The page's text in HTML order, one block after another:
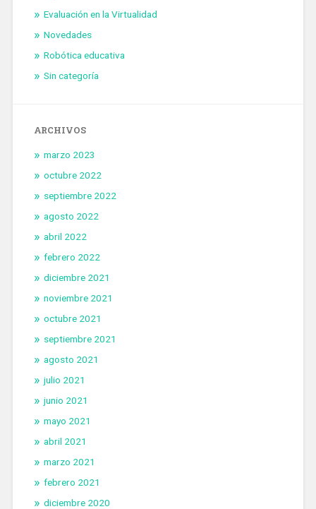
Evaluación en la Virtualidad
Novedades
Robótica educativa
Sin categoría
ARCHIVOS
marzo 2023
octubre 2022
septiembre 2022
agosto 2022
abril 2022
febrero 2022
diciembre 2021
noviembre 2021
octubre 2021
septiembre 2021
agosto 2021
julio 2021
junio 2021
mayo 2021
abril 2021
marzo 2021
febrero 2021
diciembre 2020